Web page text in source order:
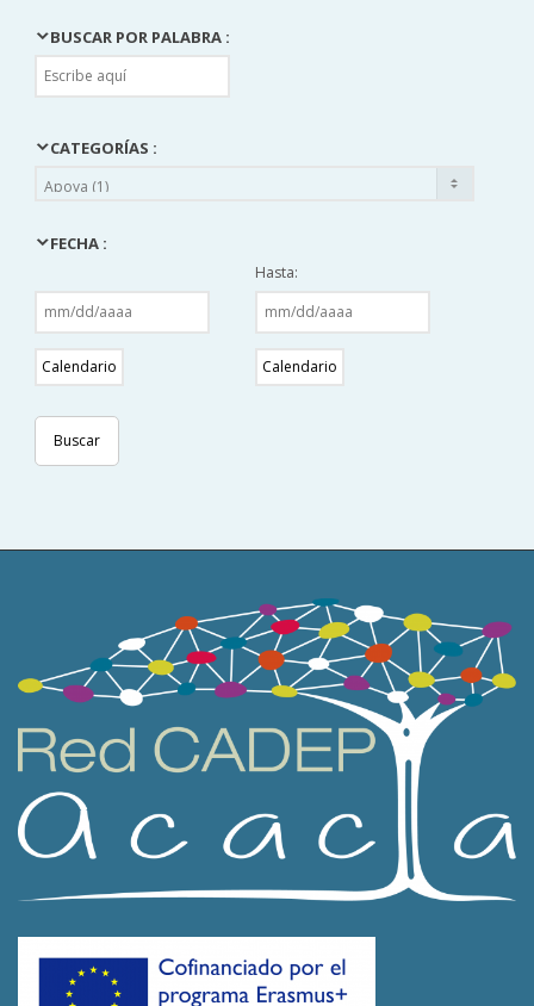
BUSCAR POR PALABRA :
CATEGORÍAS :
FECHA :
Calendario
Hasta:
Calendario
Buscar